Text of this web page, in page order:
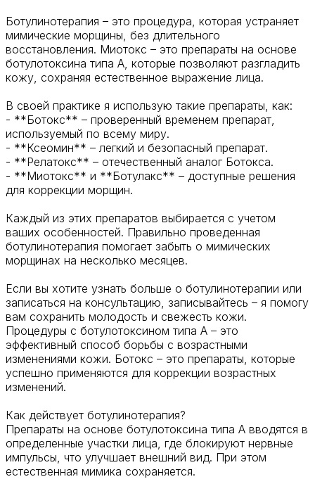
Ботулинотерапия – это процедура, которая устраняет
мимические морщины, без длительного
восстановления. Миотокс – это препараты на основе
ботулотоксина типа А, которые позволяют разгладить
кожу, сохраняя естественное выражение лица.
В своей практике я использую такие препараты, как:
- **Ботокс** – проверенный временем препарат,
используемый по всему миру.
- **Ксеомин** – легкий и безопасный препарат.
- **Релатокс** – отечественный аналог Ботокса.
- **Миотокс** и **Ботулакс** – доступные решения
для коррекции морщин.
Каждый из этих препаратов выбирается с учетом
ваших особенностей. Правильно проведенная
ботулинотерапия помогает забыть о мимических
морщинах на несколько месяцев.
Если вы хотите узнать больше о ботулинотерапии или
записаться на консультацию, записывайтесь – я помогу
вам сохранить молодость и свежесть кожи.
Процедуры с ботулотоксином типа А – это
эффективный способ борьбы с возрастными
изменениями кожи. Ботокс – это препараты, которые
успешно применяются для коррекции возрастных
изменений.
Как действует ботулинотерапия?
Препараты на основе ботулотоксина типа А вводятся в
определенные участки лица, где блокируют нервные
импульсы, что улучшает внешний вид. При этом
естественная мимика сохраняется.